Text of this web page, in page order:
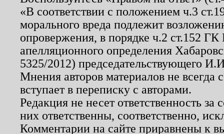
«В соответствии с положением ч.3
морального вреда подлежит
опровержения, в порядке ч.2 ст.152
апелляционного определения
5325/2012) председательствующего
Мнения авторов материалов не
вступает в переписку с авторами.
Редакция не несет ответственность
них ответственны, соответственно,
Комментарии на сайте приравнены к